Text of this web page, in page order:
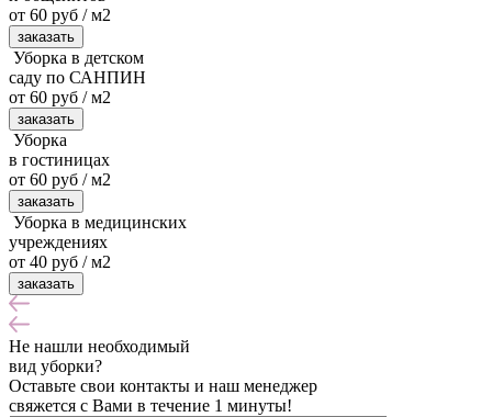
от 60 руб / м2
заказать
Уборка в детском
саду по САНПИН
от 60 руб / м2
заказать
Уборка
в гостиницах
от 60 руб / м2
заказать
Уборка в медицинских
учреждениях
от 40 руб / м2
заказать
Не нашли необходимый
вид уборки?
Оставьте свои контакты и наш менеджер
свяжется с Вами в течение 1 минуты!